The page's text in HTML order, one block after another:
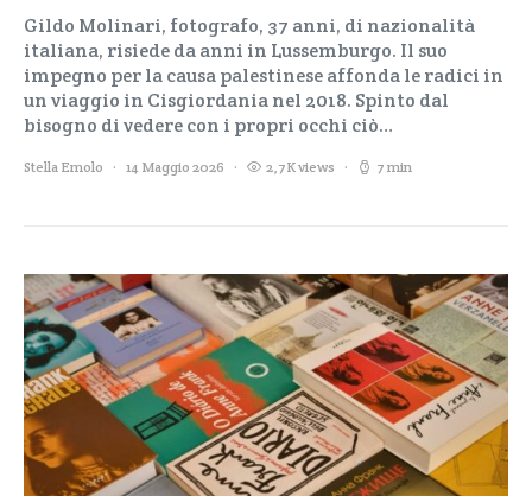
Gildo Molinari, fotografo, 37 anni, di nazionalità
italiana, risiede da anni in Lussemburgo. Il suo
impegno per la causa palestinese affonda le radici in
un viaggio in Cisgiordania nel 2018. Spinto dal
bisogno di vedere con i propri occhi ciò…
Stella Emolo 14 Maggio 2026 2,7K views 7 min